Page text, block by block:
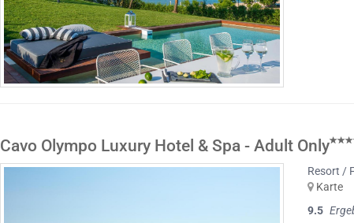
Cavo Olympo Luxury Hotel & Spa - Adult Only
Resort /
Karte
9.5